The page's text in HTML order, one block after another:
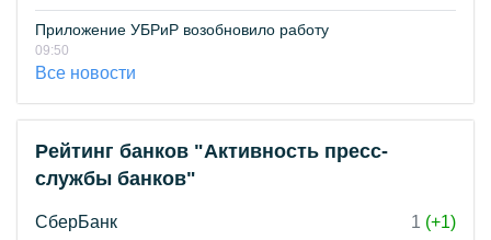
Приложение УБРиР возобновило работу
09:50
Все новости
Рейтинг банков "Активность пресс-
службы банков"
СберБанк 1 (+1)